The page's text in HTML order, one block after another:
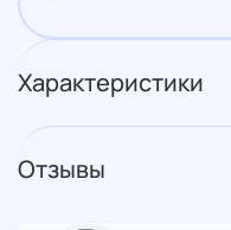
Характеристики
Отзывы